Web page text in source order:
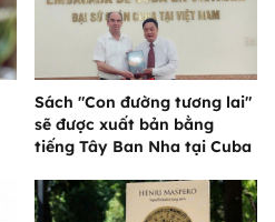
Sách "Con đường tương lai"
sẽ được xuất bản bằng
tiếng Tây Ban Nha tại Cuba